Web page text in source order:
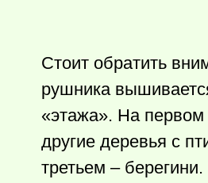
Стоит обратить
рушника
«этажа». На
другие деревья с
третьем –